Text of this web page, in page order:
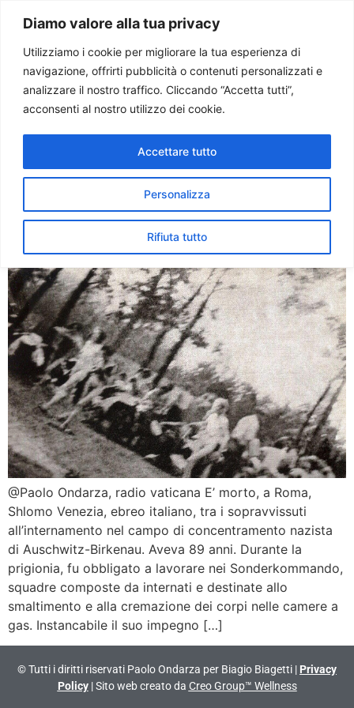
Diamo valore alla tua privacy
Utilizziamo i cookie per migliorare la tua esperienza di
navigazione, offrirti pubblicità o contenuti personalizzati e
analizzare il nostro traffico. Cliccando “Accetta tutti”,
acconsenti al nostro utilizzo dei cookie.
Personalizza
Rifiuta tutto
Accettare tutto
Paolo Ondarza
Tag:
SOPRAVVISSUTI
Morto a Roma Shlomo
Venezia, sopravvissuto ad
Auschwitz
@Paolo Ondarza, radio vaticana E’ morto, a Roma,
Shlomo Venezia, ebreo italiano, tra i sopravvissuti
all’internamento nel campo di concentramento nazista
di Auschwitz-Birkenau. Aveva 89 anni. Durante la
prigionia, fu obbligato a lavorare nei Sonderkommando,
squadre composte da internati e destinate allo
smaltimento e alla cremazione dei corpi nelle camere a
gas. Instancabile il suo impegno […]
© Tutti i diritti riservati Paolo Ondarza per Biagio Biagetti | Privacy
Policy| Sito web creato da Creo Group™ Wellness